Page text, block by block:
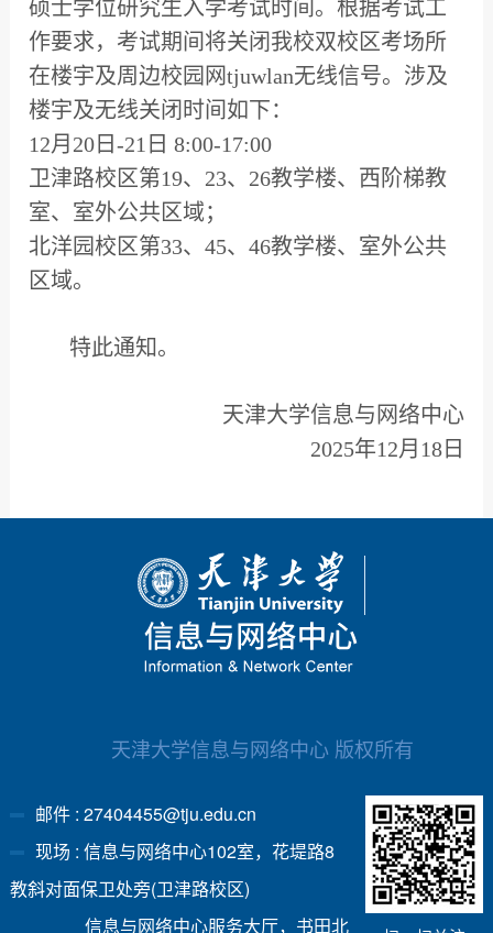
硕士学位研究生入学考试时间。根据考试工
作要求，考试期间将关闭我校双校区考场所
在楼宇及周边校园网tjuwlan无线信号。涉及
楼宇及无线关闭时间如下：
12月20日-21日 8:00-17:00
卫津路校区第19、23、26教学楼、西阶梯教
室、室外公共区域；
北洋园校区第33、45、46教学楼、室外公共
区域。
特此通知。
天津大学信息与网络中心
2025年12月18日
天津大学信息与网络中心 版权所有
邮件 : 27404455@tju.edu.cn
现场 : 信息与网络中心102室，花堤路8
教斜对面保卫处旁(卫津路校区)
信息与网络中心服务大厅，书田北